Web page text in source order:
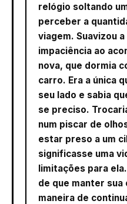
relógio soltando
perceber a
viagem. Suavizou
impaciência ao
nova, que dormia
carro. Era a única
seu lado e sabia
se preciso.
num piscar de
estar preso a um
significasse uma
limitações para
de que manter
maneira de